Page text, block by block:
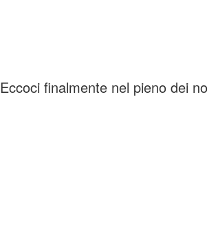
Eccoci finalmente nel pieno dei